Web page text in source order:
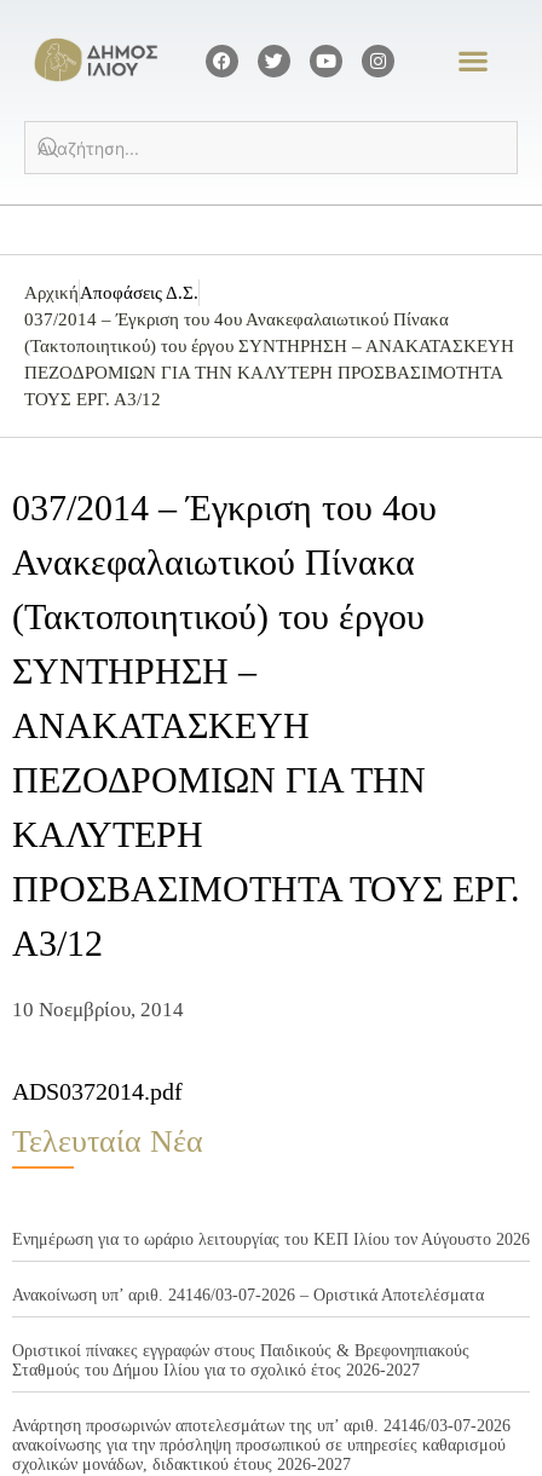
ΑρχικήΑποφάσεις Δ.Σ.
037/2014 – Έγκριση του 4ου Ανακεφαλαιωτικού Πίνακα
(Τακτοποιητικού) του έργου ΣΥΝΤΗΡΗΣΗ – ΑΝΑΚΑΤΑΣΚΕΥΗ
ΠΕΖΟΔΡΟΜΙΩΝ ΓΙΑ ΤΗΝ ΚΑΛΥΤΕΡΗ ΠΡΟΣΒΑΣΙΜΟΤΗΤΑ
ΤΟΥΣ ΕΡΓ. Α3/12
037/2014 – Έγκριση του 4ου
Ανακεφαλαιωτικού Πίνακα
(Τακτοποιητικού) του έργου
ΣΥΝΤΗΡΗΣΗ –
ΑΝΑΚΑΤΑΣΚΕΥΗ
ΠΕΖΟΔΡΟΜΙΩΝ ΓΙΑ ΤΗΝ
ΚΑΛΥΤΕΡΗ
ΠΡΟΣΒΑΣΙΜΟΤΗΤΑ ΤΟΥΣ ΕΡΓ.
Α3/12
10 Νοεμβρίου, 2014
ADS0372014.pdf
Τελευταία Νέα
Ενημέρωση για το ωράριο λειτουργίας του ΚΕΠ Ιλίου τον Αύγουστο 2026
Ανακοίνωση υπ’ αριθ. 24146/03-07-2026 – Οριστικά Αποτελέσματα
Οριστικοί πίνακες εγγραφών στους Παιδικούς & Βρεφονηπιακούς
Σταθμούς του Δήμου Ιλίου για το σχολικό έτος 2026-2027
Ανάρτηση προσωρινών αποτελεσμάτων της υπ’ αριθ. 24146/03-07-2026
ανακοίνωσης για την πρόσληψη προσωπικού σε υπηρεσίες καθαρισμού
σχολικών μονάδων, διδακτικού έτους 2026-2027